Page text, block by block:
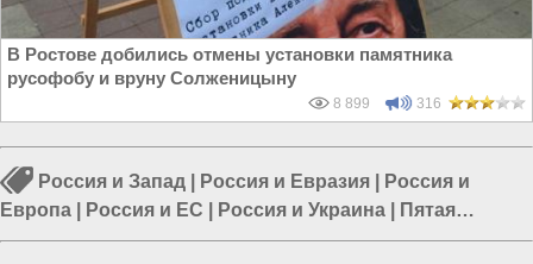
В Ростове добились отмены установки памятника
русофобу и вруну Солженицыну
8 899 316
Россия и Запад Россия и Евразия
Россия и
Европа
Россия и ЕС Россия и Украина
Пятая
колонна в России|Политика в мире